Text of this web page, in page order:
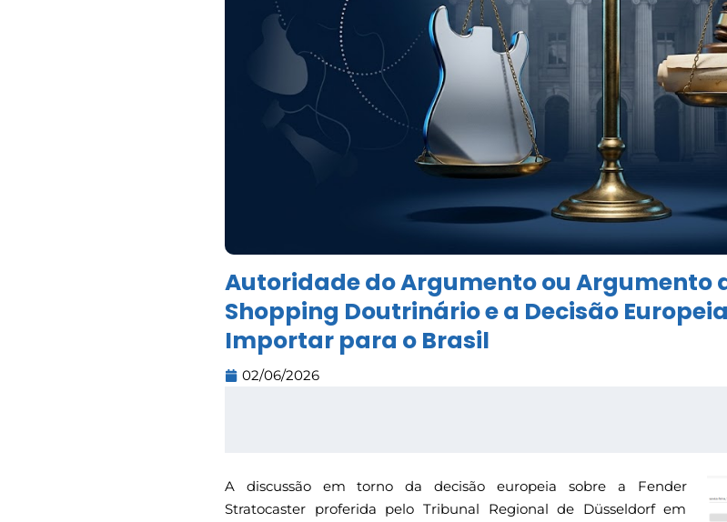
Autoridade do Argumento ou Argumento
Shopping Doutrinário e a Decisão
Importar para o Brasil
02/06/2026
A discussão em torno da decisão europeia sobre a Fender
Stratocaster proferida pelo Tribunal Regional de Düsseldorf em